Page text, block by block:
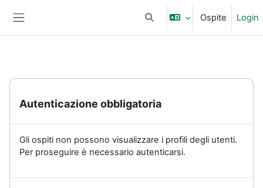
Attiva/disattiva input di
Ospite Login
Autenticazione obbligatoria
Gli ospiti non possono visualizzare i profili degli utenti.
Per proseguire è necessario autenticarsi.